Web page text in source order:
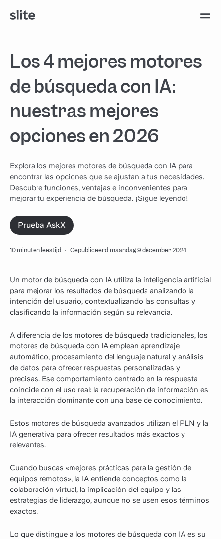
Los 4 mejores motores
de búsqueda con IA:
nuestras mejores
opciones en 2026
Explora los mejores motores de búsqueda con IA para
encontrar las opciones que se ajustan a tus necesidades.
Descubre funciones, ventajas e inconvenientes para
mejorar tu experiencia de búsqueda. ¡Sigue leyendo!
Prueba AskX
10 minuten leestijd · Gepubliceerd: maandag 9 december 2024
Un motor de búsqueda con IA utiliza la inteligencia artificial
para mejorar los resultados de búsqueda analizando la
intención del usuario, contextualizando las consultas y
clasificando la información según su relevancia.
A diferencia de los motores de búsqueda tradicionales, los
motores de búsqueda con IA emplean aprendizaje
automático, procesamiento del lenguaje natural y análisis
de datos para ofrecer respuestas personalizadas y
precisas. Ese comportamiento centrado en la respuesta
coincide con el uso real: la recuperación de información es
la interacción dominante con una base de conocimiento.
Estos motores de búsqueda avanzados utilizan el PLN y la
IA generativa para ofrecer resultados más exactos y
relevantes.
Cuando buscas «mejores prácticas para la gestión de
equipos remotos», la IA entiende conceptos como la
colaboración virtual, la implicación del equipo y las
estrategias de liderazgo, aunque no se usen esos términos
exactos.
Lo que distingue a los motores de búsqueda con IA es su